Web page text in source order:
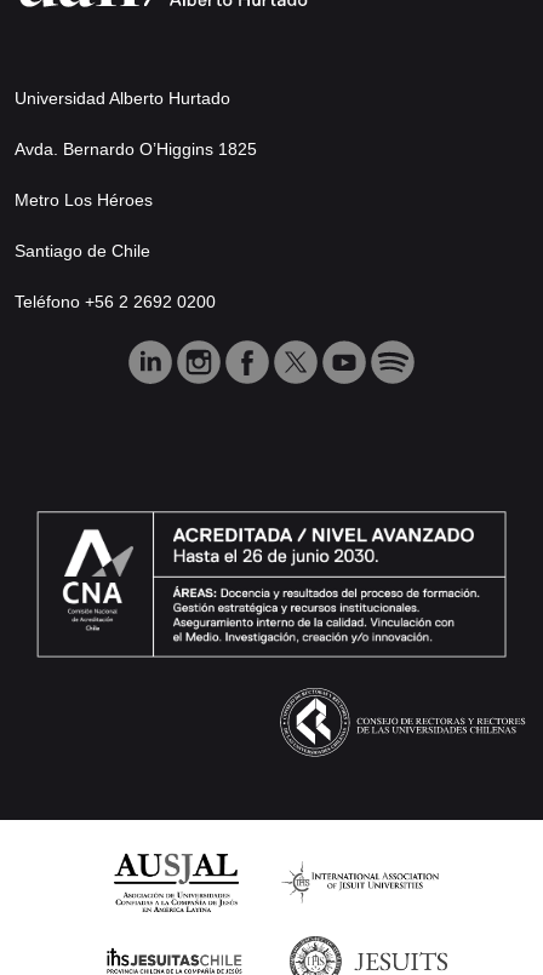
Universidad Alberto Hurtado
Avda. Bernardo O’Higgins 1825
Metro Los Héroes
Santiago de Chile
Teléfono +56 2 2692 0200